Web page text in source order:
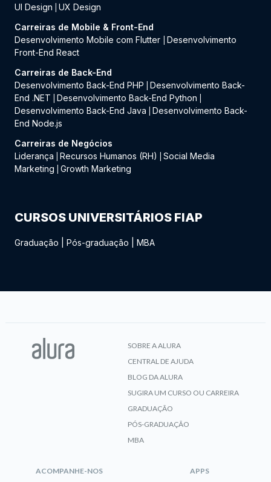
UI Design
UX Design
Carreiras de Mobile & Front-End
Desenvolvimento Mobile com Flutter
Desenvolvimento
Front-End React
Carreiras de Back-End
Desenvolvimento Back-End PHP
Desenvolvimento Back-
End .NET
Desenvolvimento Back-End Python
Desenvolvimento Back-End Java
Desenvolvimento Back-
End Node.js
Carreiras de Negócios
Liderança
Recursos Humanos (RH)
Social Media
Marketing
Growth Marketing
CURSOS UNIVERSITÁRIOS FIAP
Graduação Pós-graduação MBA
SOBRE A ALURA
CENTRAL DE AJUDA
BLOG DA ALURA
SUGIRA UM CURSO OU CARREIRA
GRADUAÇÃO
PÓS-GRADUAÇÃO
MBA
ACOMPANHE-NOS APPS